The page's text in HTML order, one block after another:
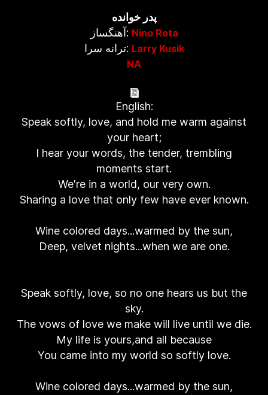
پدر خوانده
آهنگساز: Nino Rota
ترانه سرا: Larry Kusik
NA
English:
Speak softly, love, and hold me warm against
your heart;
I hear your words, the tender, trembling
moments start.
We're in a world, our very own.
Sharing a love that only few have ever known.
Wine colored days...warmed by the sun,
Deep, velvet nights...when we are one.
Speak softly, love, so no one hears us but the
sky.
The vows of love we make will live until we die.
My life is yours,and all because
You came into my world so softly love.
Wine colored days...warmed by the sun,